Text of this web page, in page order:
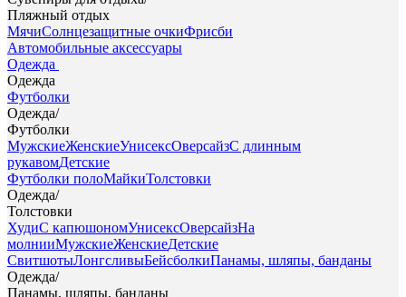
Пляжный отдых
МячиСолнцезащитные очкиФрисби
Автомобильные аксессуары
Одежда
Одежда
Футболки
Одежда/
Футболки
МужскиеЖенскиеУнисексОверсайзС длинным
рукавомДетские
Футболки полоМайкиТолстовки
Одежда/
Толстовки
ХудиС капюшономУнисексОверсайзНа
молнииМужскиеЖенскиеДетские
СвитшотыЛонгсливыБейсболкиПанамы, шляпы, банданы
Одежда/
Панамы, шляпы, банданы